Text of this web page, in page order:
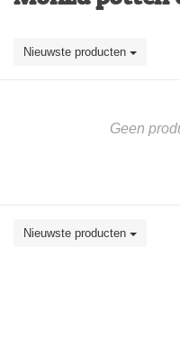
Nieuwste producten
Geen
Nieuwste producten